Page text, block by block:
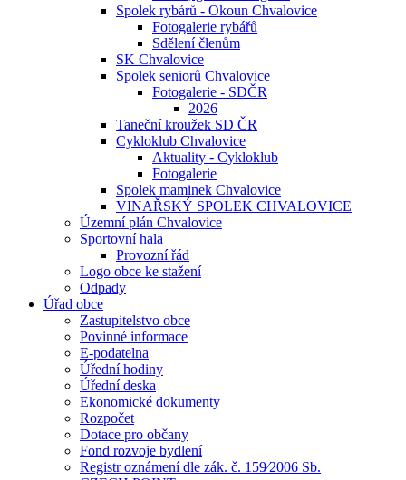
Spolek rybárů - Okoun Chvalovice
Fotogalerie rybářů
Sdělení členům
SK Chvalovice
Spolek seniorů Chvalovice
Fotogalerie - SDČR
2026
Taneční kroužek SD ČR
Cykloklub Chvalovice
Aktuality - Cykloklub
Fotogalerie
Spolek maminek Chvalovice
VINAŘSKÝ SPOLEK CHVALOVICE
Územní plán Chvalovice
Sportovní hala
Provozní řád
Logo obce ke stažení
Odpady
Úřad obce
Zastupitelstvo obce
Povinné informace
E-podatelna
Úřední hodiny
Úřední deska
Ekonomické dokumenty
Rozpočet
Dotace pro občany
Fond rozvoje bydlení
Registr oznámení dle zák. č. 159⁄2006 Sb.